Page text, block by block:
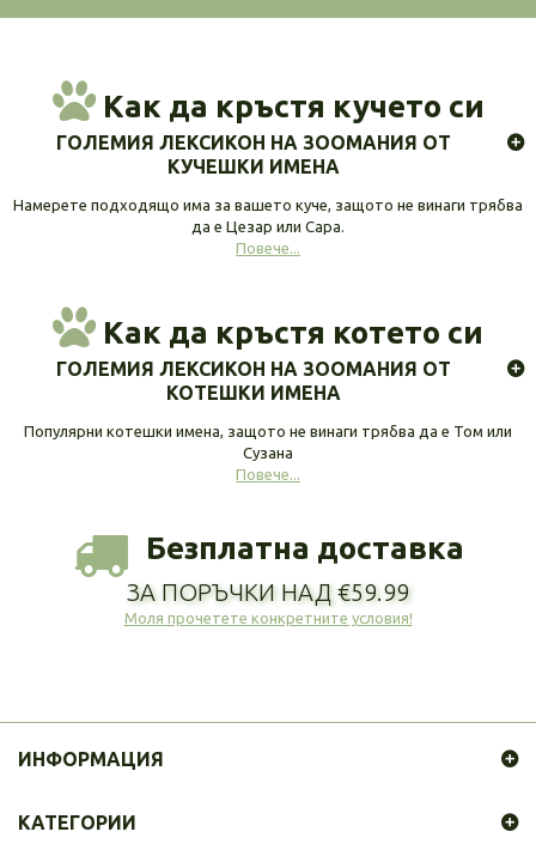
Как да кръстя кучето си
ГОЛЕМИЯ ЛЕКСИКОН НА ЗООМАНИЯ ОТ
КУЧЕШКИ ИМЕНА
Намерете подходящо има за вашето куче, защото не винаги трябва
да е Цезар или Сара.
Повече...
Как да кръстя котето си
ГОЛЕМИЯ ЛЕКСИКОН НА ЗООМАНИЯ ОТ
КОТЕШКИ ИМЕНА
Популярни котешки имена, защото не винаги трябва да е Том или
Сузана
Повече...
Безплатна доставка
ЗА ПОРЪЧКИ НАД €59.99
Моля прочетете конкретните условия!
ИНФОРМАЦИЯ
КАТЕГОРИИ